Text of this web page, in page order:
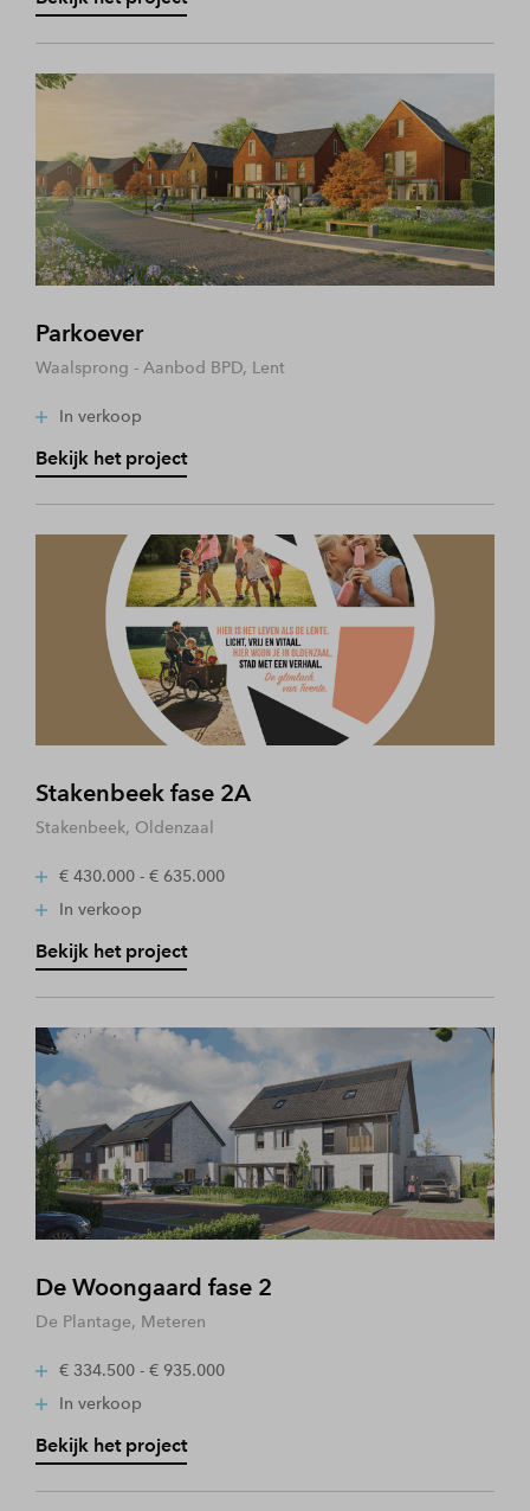
Parkoever
Waalsprong - Aanbod BPD, Lent
In verkoop
Bekijk het project
Stakenbeek fase 2A
Stakenbeek, Oldenzaal
€ 430.000 - € 635.000
In verkoop
Bekijk het project
De Woongaard fase 2
De Plantage, Meteren
€ 334.500 - € 935.000
In verkoop
Bekijk het project